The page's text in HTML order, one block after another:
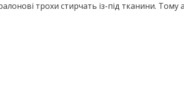
трохи стирчать із-під тканини. Тому